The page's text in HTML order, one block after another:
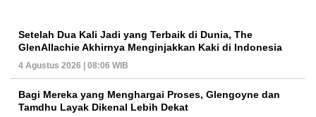
Setelah Dua Kali Jadi yang Terbaik di Dunia, The
GlenAllachie Akhirnya Menginjakkan Kaki di Indonesia
4 Agustus 2026 | 08:06 WIB
Bagi Mereka yang Menghargai Proses, Glengoyne dan
Tamdhu Layak Dikenal Lebih Dekat